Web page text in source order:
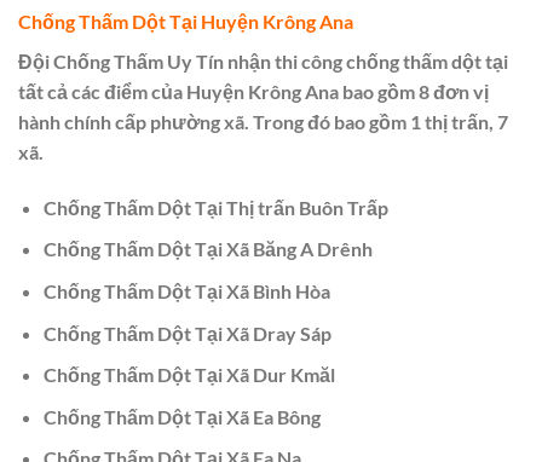
Chống Thấm Dột Tại Huyện Krông Ana
Đội Chống Thấm Uy Tín nhận thi công chống thấm dột tại
tất cả các điểm của Huyện Krông Ana bao gồm 8 đơn vị
hành chính cấp phường xã. Trong đó bao gồm 1 thị trấn, 7
xã.
Chống Thấm Dột Tại Thị trấn Buôn Trấp
Chống Thấm Dột Tại Xã Băng A Drênh
Chống Thấm Dột Tại Xã Bình Hòa
Chống Thấm Dột Tại Xã Dray Sáp
Chống Thấm Dột Tại Xã Dur Kmăl
Chống Thấm Dột Tại Xã Ea Bông